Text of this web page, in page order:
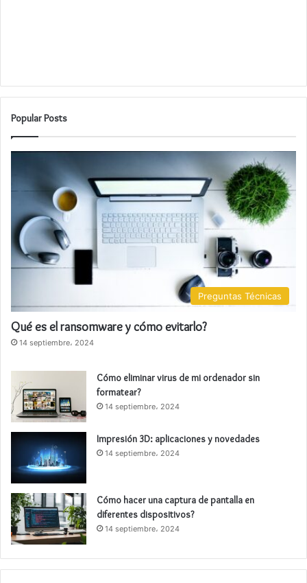
Popular Posts
Preguntas Técnicas
Qué es el ransomware y cómo evitarlo?
14 septiembre، 2024
Cómo eliminar virus de mi ordenador sin
formatear?
14 septiembre، 2024
Impresión 3D: aplicaciones y novedades
14 septiembre، 2024
Cómo hacer una captura de pantalla en
diferentes dispositivos?
14 septiembre، 2024